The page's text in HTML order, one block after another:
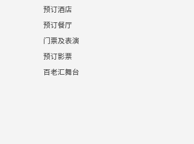
预订酒店
预订餐厅
门票及表演
预订影票
百老汇舞台